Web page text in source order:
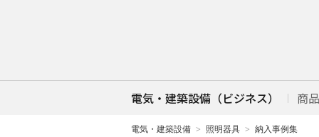
電気・建築設備（ビジネス） 商
電気・建築設備 照明器具 納入事例集